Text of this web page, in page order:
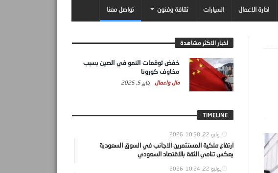
ادارة الاعمال السيارات ثقافة وفنون تواصل معنا
اخبار الاكثر مشاهدة
خفض توقعات النمو في الصين بسبب
مخاوف كورونا
مال واعمال يناير 5, 2025
TIMELINE
يوليو 22, 2026 10:58
ارتفاع ملكية المستثمرين الاجانب في السوق السعودية
يعكس تنامي الثقة بالاقتصاد السعودي
يوليو 22, 2026 10:24